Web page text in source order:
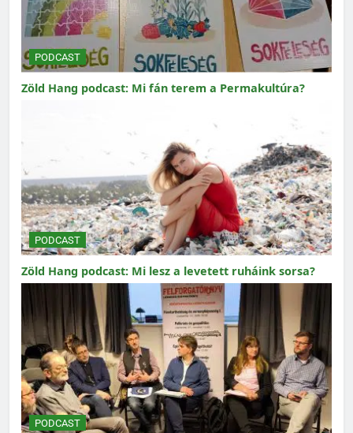
PODCAST
Zöld Hang podcast: Mi fán terem a Permakultúra?
PODCAST
Zöld Hang podcast: Mi lesz a levetett ruháink sorsa?
PODCAST